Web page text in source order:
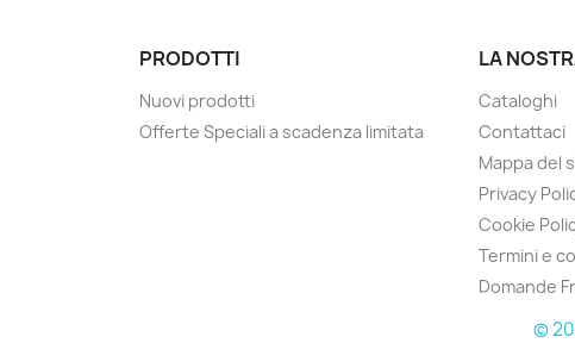
PRODOTTI
Nuovi prodotti
Offerte Speciali a scadenza limitata
LA
Cataloghi
Contattaci
Mappa del
Privacy
Cookie
Termini e
Domande
©